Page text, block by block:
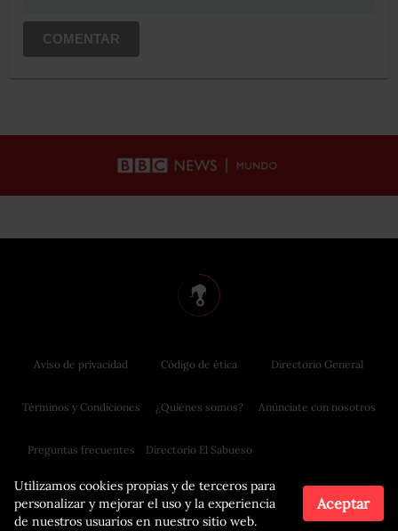
COMENTAR
Utilizamos cookies propias y de terceros para
personalizar y mejorar el uso y la experiencia
de nuestros usuarios en nuestro sitio web.
Aceptar
Aviso de privacidad
Términos y Condiciones
Preguntas frecuentes
Código de ética
¿Quiénes somos?
Directorio El Sabueso
Directorio General
Anúnciate con nosotros